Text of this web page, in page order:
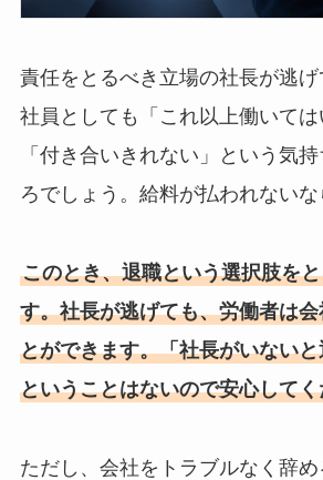
責任をとるべき立場の社長が逃げ
社員としても「これ以上働いては
「付き合いきれない」という気
ろでしょう。給料が払われないな
このとき、退職という選択肢を
す。社長が逃げても、労働者は
とができます。「社長がいない
ということはないので安心して
ただし、会社をトラブルなく辞